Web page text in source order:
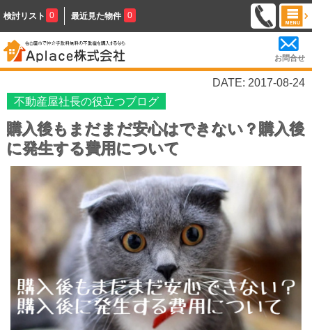
検討リスト 0 最近見た物件 0
お問合せ
DATE: 2017-08-24
不動産屋社長の役立つブログ
購入後もまだまだ安心はできない？購入後
に発生する費用について